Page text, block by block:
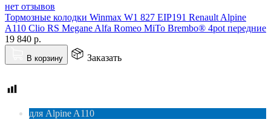
нет отзывов
Тормозные колодки Winmax W1 827 EIP191 Renault Alpine
A110 Clio RS Megane Alfa Romeo MiTo Brembo® 4pot передние
19 840 р.
В корзину Заказать
для Alpine A110